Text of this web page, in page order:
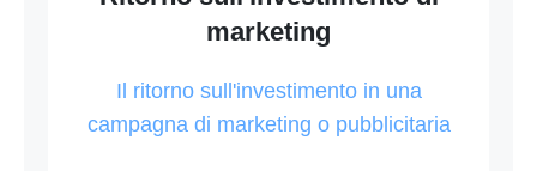
marketing
Il ritorno sull'investimento in una
campagna di marketing o pubblicitaria